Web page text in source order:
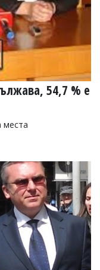
54,7 % е
места